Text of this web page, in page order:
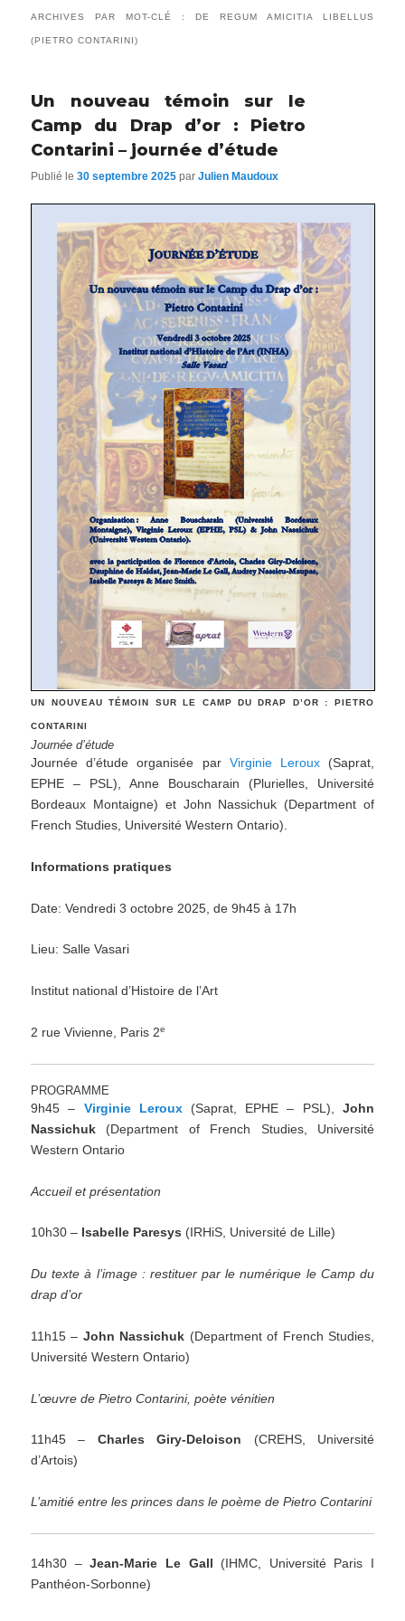
ARCHIVES PAR MOT-CLÉ : DE REGUM AMICITIA LIBELLUS
(PIETRO CONTARINI)
Un nouveau témoin sur le
Camp du Drap d’or : Pietro
Contarini – journée d’étude
Publié le30 septembre 2025 parJulien Maudoux
UN NOUVEAU TÉMOIN SUR LE CAMP DU DRAP D’OR : PIETRO
CONTARINI
Journée d’étude
Journée d’étude organisée par Virginie Leroux(Saprat,
EPHE – PSL), Anne Bouscharain (Plurielles, Université
Bordeaux Montaigne) et John Nassichuk (Department of
French Studies, Université Western Ontario).
Informations pratiques
Date: Vendredi 3 octobre 2025, de 9h45 à 17h
Lieu: Salle Vasari
Institut national d’Histoire de l’Art
2 rue Vivienne, Paris 2e
PROGRAMME
9h45 – Virginie Leroux(Saprat, EPHE – PSL), John
Nassichuk (Department of French Studies, Université
Western Ontario
Accueil et présentation
10h30 – Isabelle Paresys (IRHiS, Université de Lille)
Du texte à l’image : restituer par le numérique le Camp du
drap d’or
11h15 – John Nassichuk (Department of French Studies,
Université Western Ontario)
L’œuvre de Pietro Contarini, poète vénitien
11h45 – Charles Giry-Deloison (CREHS, Université
d’Artois)
L’amitié entre les princes dans le poème de Pietro Contarini
14h30 –Jean-Marie Le Gall (IHMC, Université Paris I
Panthéon-Sorbonne)